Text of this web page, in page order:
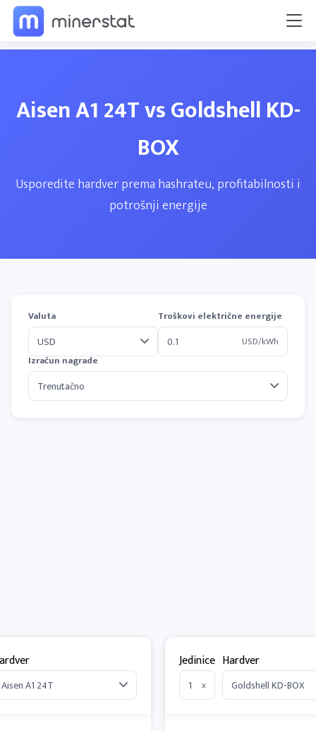
Aisen A1 24T vs Goldshell KD-
BOX
Usporedite hardver prema hashrateu, profitabilnosti i
potrošnji energije
Valuta
Troškovi električne energije
USD/kWh
Izračun nagrade
Jedinice
x
Hardver